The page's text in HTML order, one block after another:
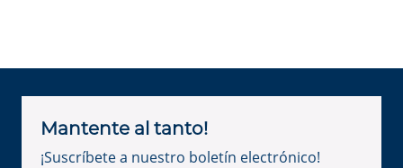
Mantente al tanto!
¡Suscríbete a nuestro boletín electrónico!